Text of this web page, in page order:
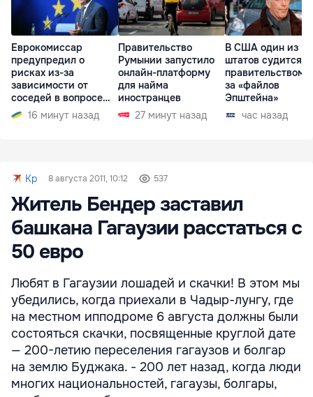
Еврокомиссар
предупредил о
рисках из-за
зависимости от
соседей в вопросе
границ16 минут назад
Правительство
Румынии запустило
онлайн-платформу
для найма
иностранцев
27 минут назад
В США один из
штатов судится с
правительством
за «файлов
Эпштейна»
час назад
Kp 8 августа 2011, 10:12 537
Житель Бендер заставил
башкана Гагаузии расстаться с
50 евро
Любят в Гагаузии лошадей и скачки! В этом мы
убедились, когда приехали в Чадыр-лунгу, где
на местном ипподроме 6 августа должны были
состояться скачки, посвященные круглой дате
— 200-летию переселения гагаузов и болгар
на землю Буджака. - 200 лет назад, когда люди
многих национальностей, гагаузы, болгары,